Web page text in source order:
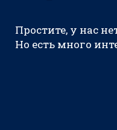
Простите, у нас
Но есть много